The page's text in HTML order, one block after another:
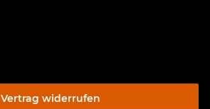
Vertrag widerrufen